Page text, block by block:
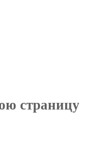
страницу